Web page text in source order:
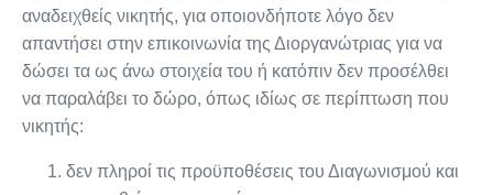
αναδειχθείς νικητής, για οποιονδήποτε λόγο δεν
απαντήσει στην επικοινωνία της Διοργανώτριας για να
δώσει τα ως άνω στοιχεία του ή κατόπιν δεν προσέλθει
να παραλάβει το δώρο, όπως ιδίως σε περίπτωση που
νικητής:
δεν πληροί τις προϋποθέσεις του Διαγωνισμού και